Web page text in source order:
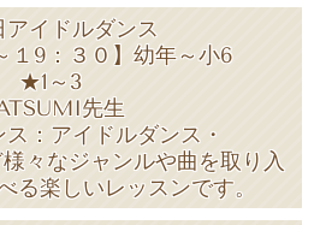
アイドルダンス
１9：３０】幼年～小6
★1～3
先生
： アイドルダンス・
なジャンルや曲を取り入
る楽しいレッスンです。